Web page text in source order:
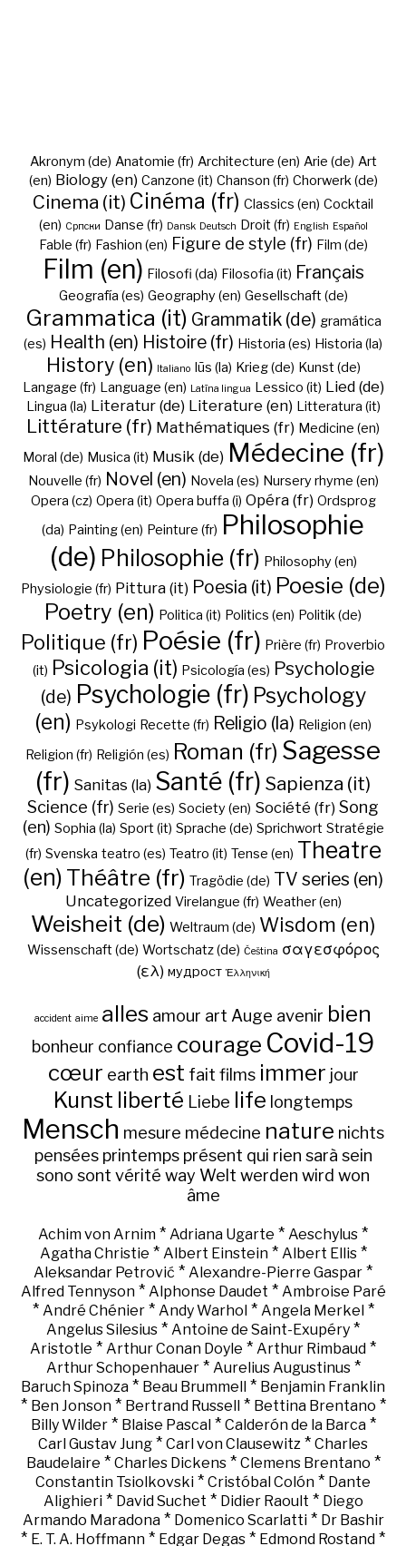
Akronym (de) Anatomie (fr) Architecture (en) Arie (de) Art
(en) Biology (en) Canzone (it) Chanson (fr) Chorwerk (de)
Cinema (it) Cinéma (fr) Classics (en) Cocktail
(en) Cрпски Danse (fr) Dansk Deutsch Droit (fr) English Español
Fable (fr) Fashion (en) Figure de style (fr) Film (de)
Film (en) Filosofi (da) Filosofia (it) Français
Geografía (es) Geography (en) Gesellschaft (de)
Grammatica (it) Grammatik (de) gramática
(es) Health (en) Histoire (fr) Historia (es) Historia (la)
History (en) Italiano Iūs (la) Krieg (de) Kunst (de)
Langage (fr) Language (en) Latīna lingua Lessico (it) Lied (de)
Lingua (la) Literatur (de) Literature (en) Litteratura (it)
Littérature (fr) Mathématiques (fr) Medicine (en)
Moral (de) Musica (it) Musik (de) Médecine (fr)
Nouvelle (fr) Novel (en) Novela (es) Nursery rhyme (en)
Opera (cz) Opera (it) Opera buffa (i) Opéra (fr) Ordsprog
(da) Painting (en) Peinture (fr) Philosophie
(de) Philosophie (fr) Philosophy (en)
Physiologie (fr) Pittura (it) Poesia (it) Poesie (de)
Poetry (en) Politica (it) Politics (en) Politik (de)
Politique (fr) Poésie (fr) Prière (fr) Proverbio
(it) Psicologia (it) Psicología (es) Psychologie
(de) Psychologie (fr) Psychology
(en) Psykologi Recette (fr) Religio (la) Religion (en)
Religion (fr) Religión (es) Roman (fr) Sagesse
(fr) Sanitas (la) Santé (fr) Sapienza (it)
Science (fr) Serie (es) Society (en) Société (fr) Song
(en) Sophia (la) Sport (it) Sprache (de) Sprichwort Stratégie
(fr) Svenska teatro (es) Teatro (it) Tense (en) Theatre
(en) Théâtre (fr) Tragödie (de) TV series (en)
Uncategorized Virelangue (fr) Weather (en)
Weisheit (de) Weltraum (de) Wisdom (en)
Wissenschaft (de) Wortschatz (de) Čeština σαγεσφόρος
(ελ) мудрост Ἑλληνική
accident aime alles amour art Auge avenir bien
bonheur confiance courage Covid-19
cœur earth est fait films immer jour
Kunst liberté Liebe life longtemps
Mensch mesure médecine nature nichts
pensées printemps présent qui rien sarà sein
sono sont vérité way Welt werden wird won
âme
Achim von Arnim * Adriana Ugarte * Aeschylus *
Agatha Christie * Albert Einstein* Albert Ellis*
Aleksandar Petrović * Alexandre-Pierre Gaspar *
Alfred Tennyson* Alphonse Daudet * Ambroise Paré
* André Chénier* Andy Warhol * Angela Merkel *
Angelus Silesius * Antoine de Saint-Exupéry *
Aristotle * Arthur Conan Doyle * Arthur Rimbaud *
Arthur Schopenhauer* Aurelius Augustinus*
Baruch Spinoza * Beau Brummell * Benjamin Franklin
* Ben Jonson* Bertrand Russell * Bettina Brentano *
Billy Wilder* Blaise Pascal* Calderón de la Barca*
Carl Gustav Jung * Carl von Clausewitz * Charles
Baudelaire * Charles Dickens* Clemens Brentano *
Constantin Tsiolkovski * Cristóbal Colón * Dante
Alighieri* David Suchet * Didier Raoult * Diego
Armando Maradona* Domenico Scarlatti* Dr Bashir
* E. T. A. Hoffmann * Edgar Degas * Edmond Rostand *